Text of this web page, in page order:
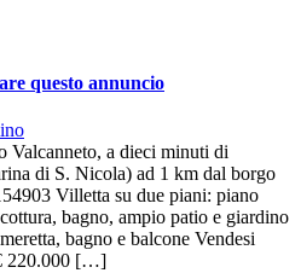
questo annuncio
Valcanneto, a dieci minuti di
di S. Nicola) ad 1 km dal borgo
Villetta su due piani: piano
bagno, ampio patio e giardino
bagno e balcone Vendesi
220.000 […]